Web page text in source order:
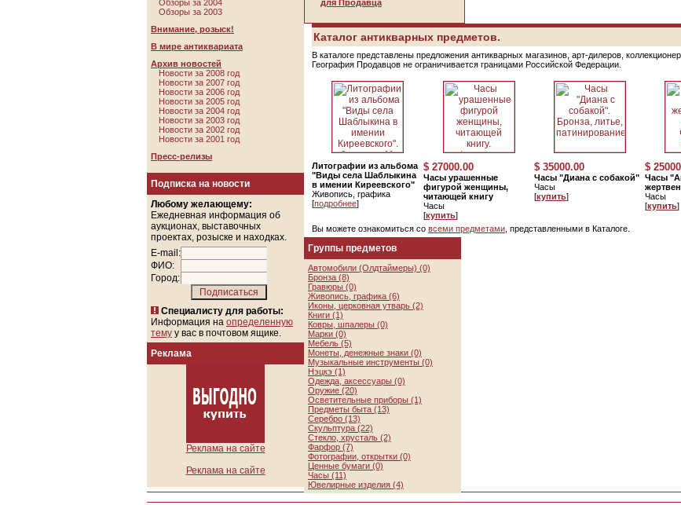
Обзоры за 2004
Обзоры за 2003
Внимание, розыск!
В мире антиквариата
Архив новостей
Новости за 2008 год
Новости за 2007 год
Новости за 2006 год
Новости за 2005 год
Новости за 2004 год
Новости за 2003 год
Новости за 2002 год
Новости за 2001 год
Пресс-релизы
Подписка на новости
Любому желающему:
Ежедневная информация об
аукционах, выставочных
проектах, розыске и находках.
E-mail:
ФИО:
Город:
Специалисту для работы:
Информация на определенную
тему у вас в почтовом ящике.
Реклама
Реклама на сайте
Реклама на сайте
для Продавца
Каталог антикварных предметов.
В каталоге представлены предложения антикварных магазинов, арт-дилеров,
География Продавцов не ограничивается границами Российской Федерации.
Литографии из альбома
"Виды села Шаблыкина
в имении Киреевского"
Живопись, графика
[подробнее]
$ 27000.00
Часы урашенные
фигурой женщины,
читающей книгу
Часы
[купить]
$ 35000.00
Часы "Диана с собакой"
Часы
[купить]
$
Часы
Часы
[купить]
Вы можете ознакомиться со всеми предметами , представленными в Каталоге.
Группы предметов
Автомобили (Олдтаймеры) (0)
Бронза (8)
Гравюры (0)
Живопись, графика (6)
Иконы, церковная утварь (2)
Книги (1)
Ковры, шпалеры (0)
Марки (0)
Мебель (5)
Монеты, денежные знаки (0)
Музыкальные инструменты (0)
Нэцкэ (1)
Одежда, аксессуары (0)
Оружие (20)
Осветительные приборы (1)
Предметы быта (13)
Серебро (13)
Скульптура (22)
Стекло, хрусталь (2)
Фарфор (7)
Фотографии, открытки (0)
Ценные бумаги (0)
Часы (11)
Ювелирные изделия (4)